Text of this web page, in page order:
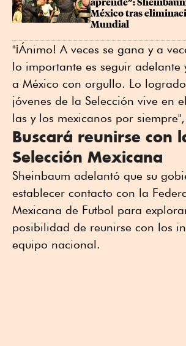
aprende”:
México tras
Mundial
"¡Ánimo! A veces se gana y a
lo importante es seguir adelante
a México con orgullo. Lo
jóvenes de la Selección vive en
las y los mexicanos por
Buscará reunirse con
Selección Mexicana
Sheinbaum adelantó que su
establecer contacto con la
Mexicana de Futbol para
posibilidad de reunirse con los
equipo nacional.